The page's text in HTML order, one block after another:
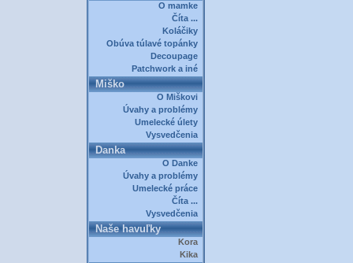
O mamke
Číta ...
Koláčiky
Obúva túlavé topánky
Decoupage
Patchwork a iné
Miško
O Miškovi
Úvahy a problémy
Umelecké úlety
Vysvedčenia
Danka
O Danke
Úvahy a problémy
Umelecké práce
Číta ...
Vysvedčenia
Naše havuľky
Kora
Kika